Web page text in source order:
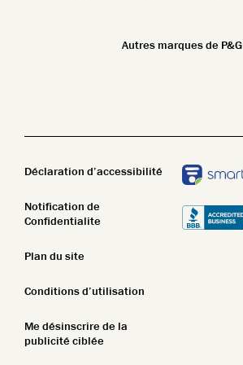
Autres marques de P&G
Déclaration d’accessibilité
Notification de
Confidentialite
Plan du site
Conditions d’utilisation
Me désinscrire de la
publicité ciblée